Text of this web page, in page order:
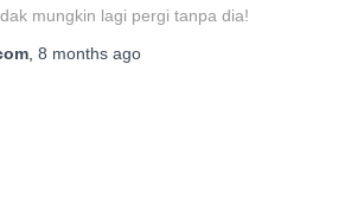
mungkin lagi pergi tanpa dia!
8 months ago